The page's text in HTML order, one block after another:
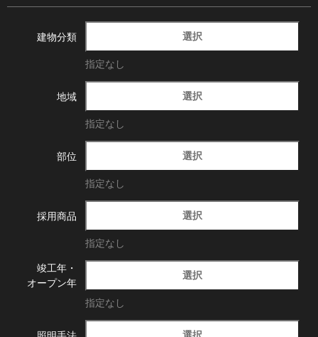
建物分類 選択
指定なし
地域 選択
指定なし
部位 選択
指定なし
採用商品 選択
指定なし
竣工年・
オープン年
選択
指定なし